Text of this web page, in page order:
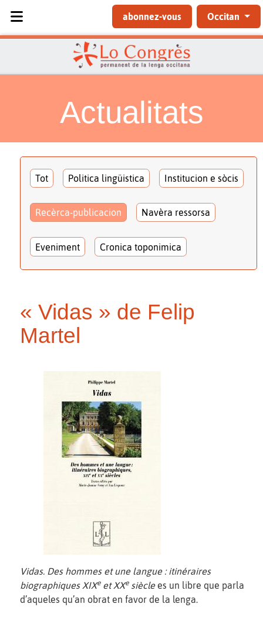
abonnez-vous Occitan
Actualitats
Tot Politica lingüistica Institucion e sòcis
Recèrca-publicacion Navèra ressorsa
Eveniment Cronica toponimica
« Vidas » de Felip
Martel
Vidas. Des hommes et une langue : itinéraires
biographiques XIXeet XXesièclees un libre que parla
d’aqueles qu’an obrat en favor de la lenga.